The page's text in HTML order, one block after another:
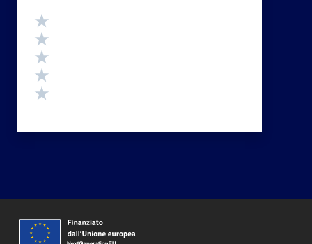
Valutazione